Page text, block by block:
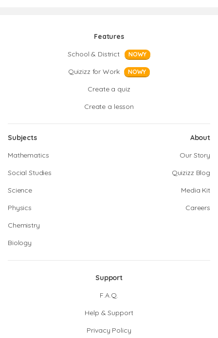
Features
School & District
NOWY
Quizizz for Work NOWY
Create a quiz
Create a lesson
Subjects
Mathematics
Social Studies
Science
Physics
Chemistry
Biology
About
Our Story
Quizizz Blog
Media Kit
Careers
Support
F.A.Q.
Help & Support
Privacy Policy